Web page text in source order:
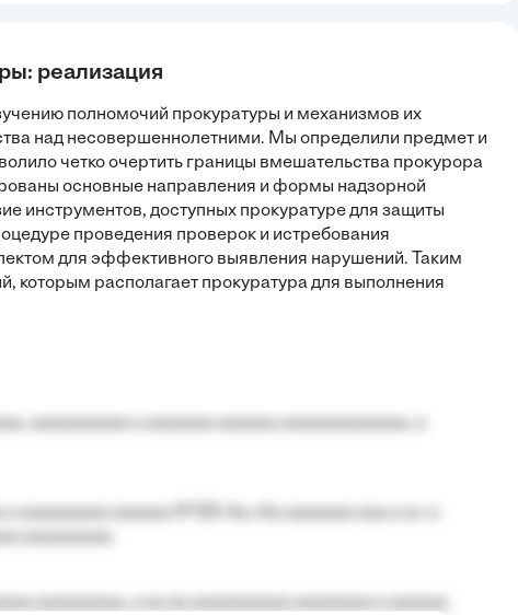
реализация
полномочий прокуратуры и механизмов их
над несовершеннолетними. Мы определили предмет и
четко очертить границы вмешательства прокурора
основные направления и формы надзорной
инструментов, доступных прокуратуре для защиты
проведения проверок и истребования
для эффективного выявления нарушений. Таким
которым располагает прокуратура для выполнения